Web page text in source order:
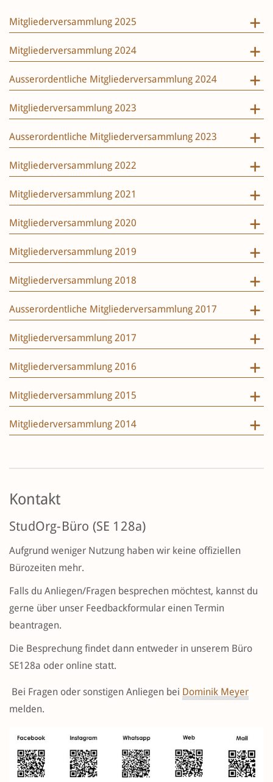
Mitgliederversammlung 2025
Mitgliederversammlung 2024
Ausserordentliche Mitgliederversammlung 2024
Mitgliederversammlung 2023
Ausserordentliche Mitgliederversammlung 2023
Mitgliederversammlung 2022
Mitgliederversammlung 2021
Mitgliederversammlung 2020
Mitgliederversammlung 2019
Mitgliederversammlung 2018
Ausserordentliche Mitgliederversammlung 2017
Mitgliederversammlung 2017
Mitgliederversammlung 2016
Mitgliederversammlung 2015
Mitgliederversammlung 2014
Kontakt
StudOrg-Büro (SE 128a)
Aufgrund weniger Nutzung haben wir keine offiziellen
Bürozeiten mehr.
Falls du Anliegen/Fragen besprechen möchtest, kannst du
gerne über unser Feedbackformular einen Termin
beantragen.
Die Besprechung findet dann entweder in unserem Büro
SE128a oder online statt.
Bei Fragen oder sonstigen Anliegen bei Dominik Meyer
melden.